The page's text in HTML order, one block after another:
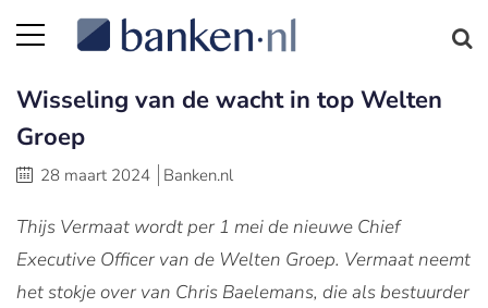
Wisseling van de wacht in top Welten
Groep
28 maart 2024 Banken.nl
Thijs Vermaat wordt per 1 mei de nieuwe Chief
Executive Officer van de Welten Groep. Vermaat neemt
het stokje over van Chris Baelemans, die als bestuurder